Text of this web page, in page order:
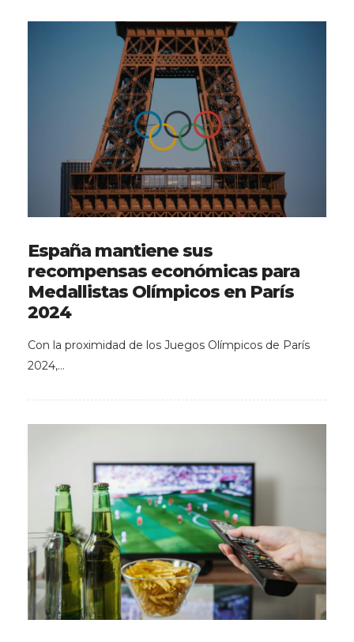
España mantiene sus
recompensas económicas para
Medallistas Olímpicos en París
2024
Con la proximidad de los Juegos Olímpicos de París
2024,…